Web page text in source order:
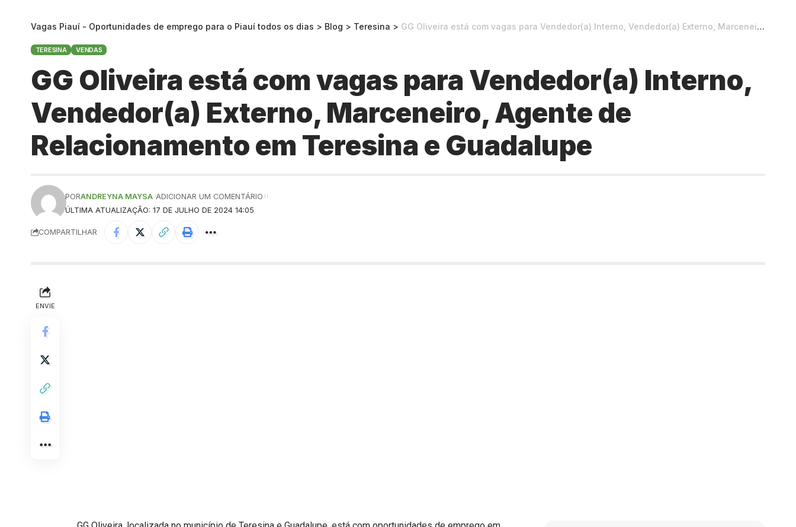
Vagas Piauí - Oportunidades de emprego para o Piauí todos os dias > Blog > Teresina > GG Oliveira está com vagas para Vendedor(a) Interno, Vendedor(a) Externo, Marceneiro, Agente de Relacionamento em Teresina e Guadalupe
TERESINA VENDAS
GG Oliveira está com vagas para Vendedor(a) Interno,
Vendedor(a) Externo, Marceneiro, Agente de
Relacionamento em Teresina e Guadalupe
ÚLTIMA ATUALIZAÇÃO: 17 DE JULHO DE 2024 14:05
PORANDREYNA MAYSA ADICIONAR UM COMENTÁRIO
COMPARTILHAR
ENVIE